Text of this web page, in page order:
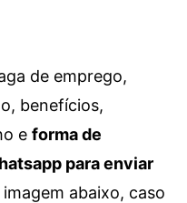
de emprego,
benefícios,
e forma de
para enviar
abaixo, caso